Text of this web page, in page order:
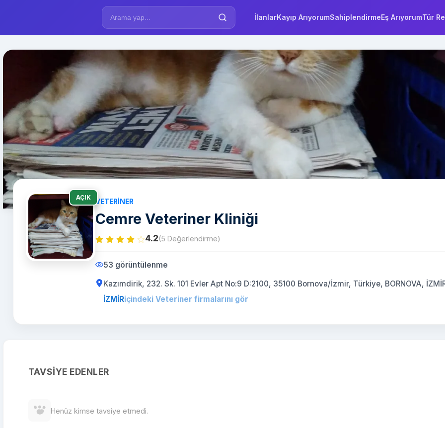
İlanlarKayıp ArıyorumSahiplendirmeEş ArıyorumTür
AÇIK
VETERINER
Cemre Veteriner Kliniği
4.2(5 Değerlendirme)
53 görüntülenme
Kazımdirik, 232. Sk. 101 Evler Apt No:9 D:2100, 35100 Bornova/İzmir, Türkiye, BORNOVA,
İZMİRiçindeki Veteriner firmalarını gör
TAVSIYE EDENLER
Henüz kimse tavsiye etmedi.